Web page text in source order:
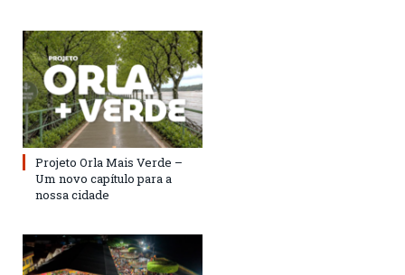
Projeto Orla Mais Verde –
Um novo capítulo para a
nossa cidade